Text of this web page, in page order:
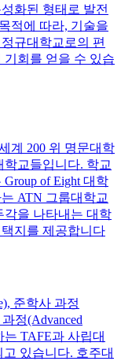
화된 형태로 발전
적에 따라, 기술을
규대학교로의 편
회를 얻을 수 있습
계 200 위 명문대학
학교들입니다. 학교
of Eight 대학
ATN 그룹대학교
각을 나타내는 대학
지를 제공합니다
준학사 과정
정(Advanced
TAFE과 사립대
고 있습니다. 호주대